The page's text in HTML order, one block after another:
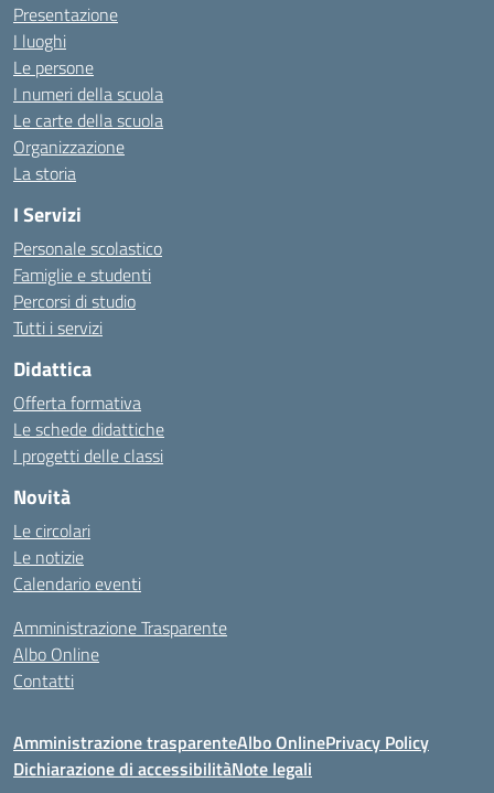
Presentazione
I luoghi
Le persone
I numeri della scuola
Le carte della scuola
Organizzazione
La storia
I Servizi
Personale scolastico
Famiglie e studenti
Percorsi di studio
Tutti i servizi
Didattica
Offerta formativa
Le schede didattiche
I progetti delle classi
Novità
Le circolari
Le notizie
Calendario eventi
Amministrazione Trasparente
Albo Online
Contatti
Amministrazione trasparenteAlbo OnlinePrivacy Policy
Dichiarazione di accessibilitàNote legali